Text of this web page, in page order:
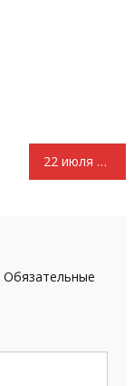
22 июля 2015 года Видео выступление первого секретаря Комитета МРО КПРФ Зайцевой Валентины Алексеевны
Обязательные